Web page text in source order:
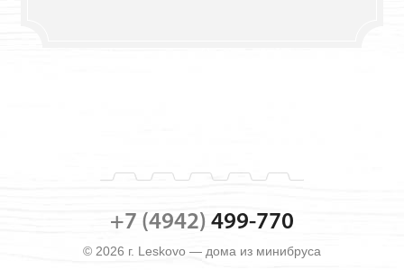
+7 (4942) 499-770
© 2026 г. Leskovo — дома из минибруса